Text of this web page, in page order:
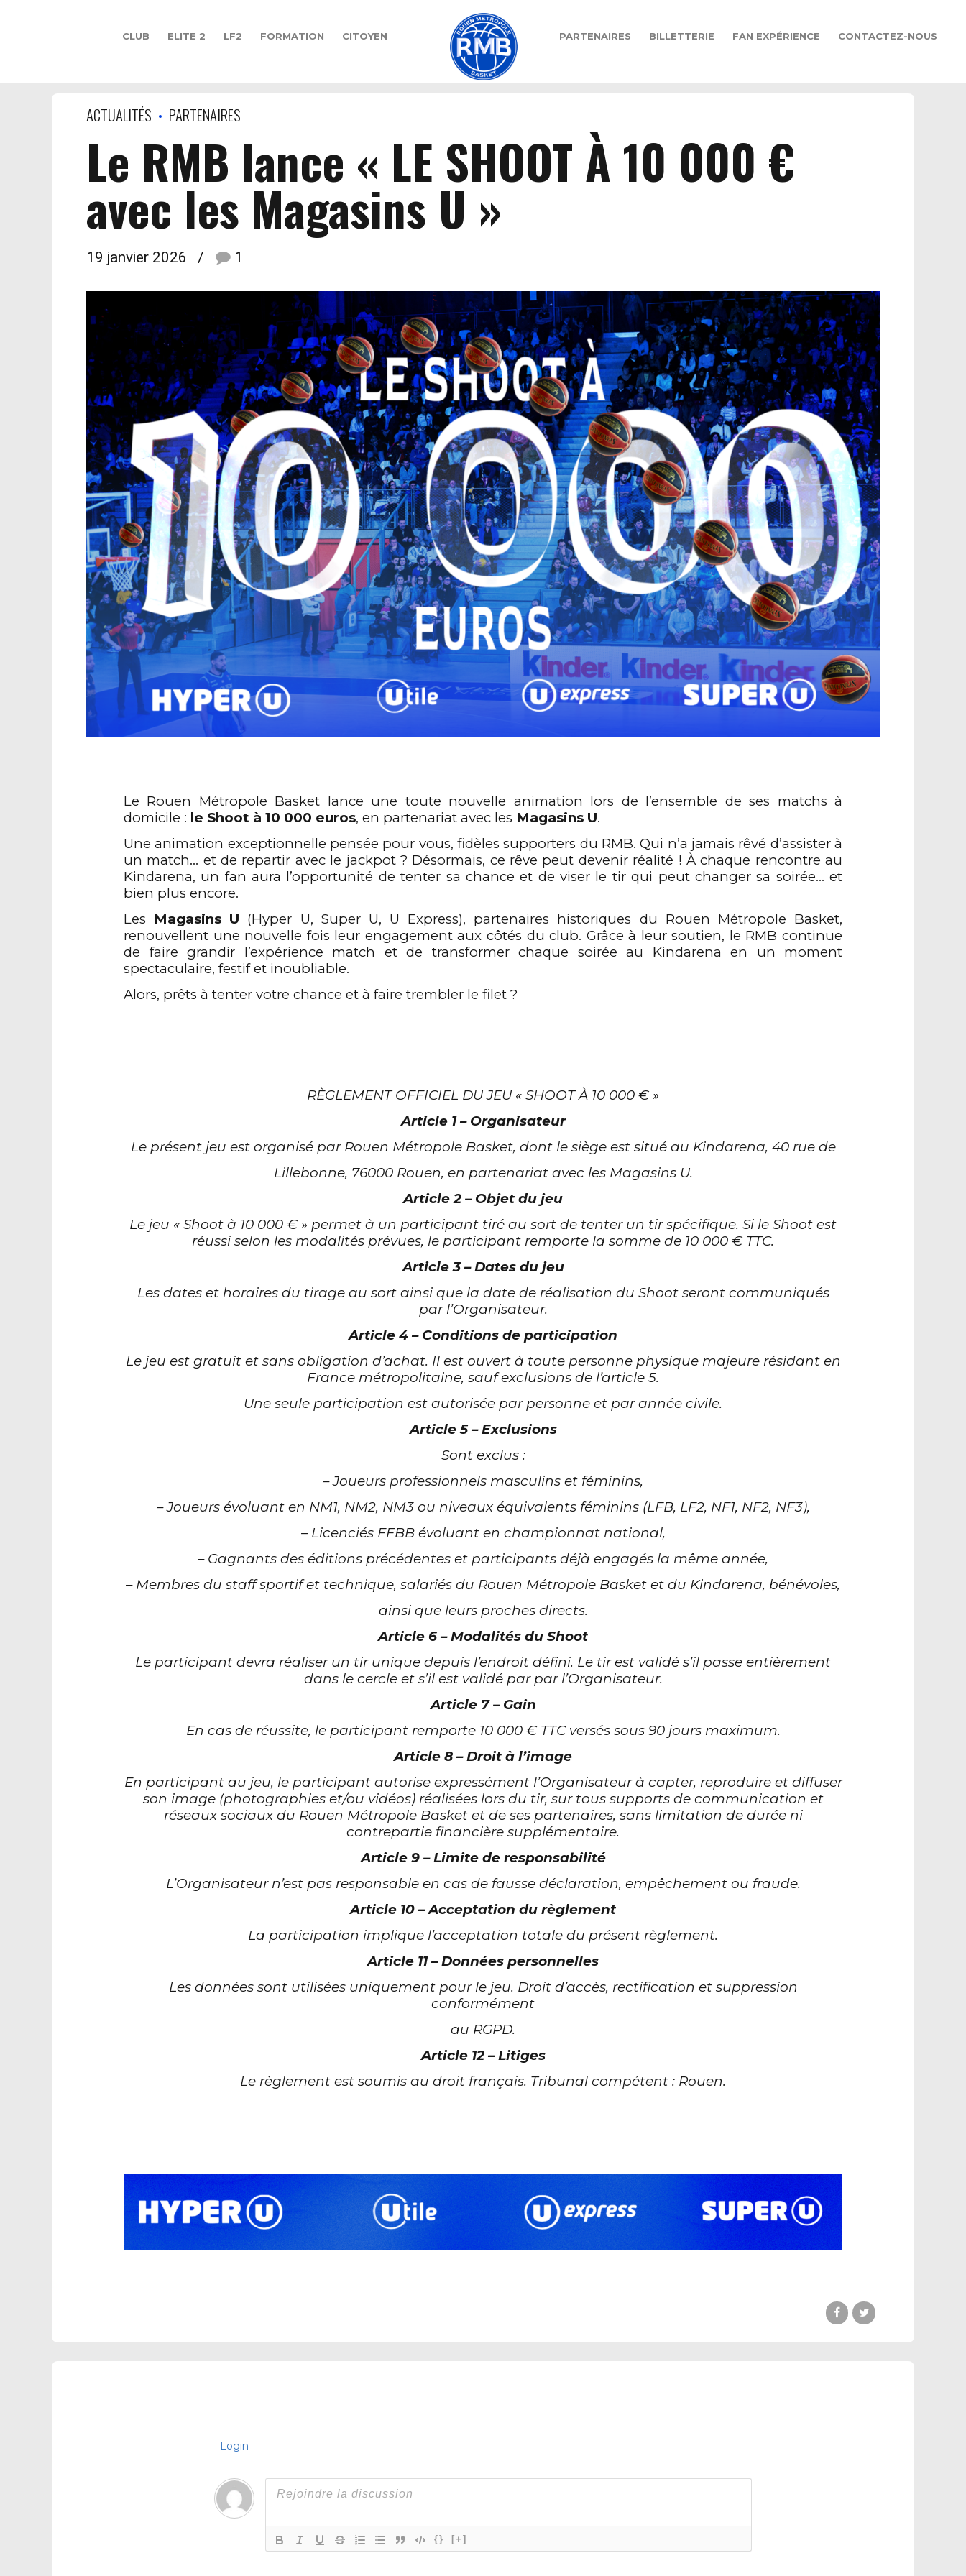
CLUB ELITE 2 LF2 FORMATION CITOYEN PARTENAIRES BILLETTERIE FAN EXPÉRIENCE CONTACTEZ-NOUS
ACTUALITÉS PARTENAIRES
Le RMB lance « LE SHOOT À 10 000 €
avec les Magasins U »
19 janvier 2026 1
Le Rouen Métropole Basket lance une toute nouvelle animation lors de l’ensemble de ses matchs à
domicile : le Shoot à 10 000 euros, en partenariat avec les Magasins U.
Une animation exceptionnelle pensée pour vous, fidèles supporters du RMB. Qui n’a jamais rêvé d’assister à
un match… et de repartir avec le jackpot ? Désormais, ce rêve peut devenir réalité ! À chaque rencontre au
Kindarena, un fan aura l’opportunité de tenter sa chance et de viser le tir qui peut changer sa soirée… et
bien plus encore.
Les Magasins U (Hyper U, Super U, U Express), partenaires historiques du Rouen Métropole Basket,
renouvellent une nouvelle fois leur engagement aux côtés du club. Grâce à leur soutien, le RMB continue
de faire grandir l’expérience match et de transformer chaque soirée au Kindarena en un moment
spectaculaire, festif et inoubliable.
Alors, prêts à tenter votre chance et à faire trembler le filet ?
RÈGLEMENT OFFICIEL DU JEU « SHOOT À 10 000 € »
Article 1 – Organisateur
Le présent jeu est organisé par Rouen Métropole Basket, dont le siège est situé au Kindarena, 40 rue de
Lillebonne, 76000 Rouen, en partenariat avec les Magasins U.
Article 2 – Objet du jeu
Le jeu « Shoot à 10 000 € » permet à un participant tiré au sort de tenter un tir spécifique. Si le Shoot est
réussi selon les modalités prévues, le participant remporte la somme de 10 000 € TTC.
Article 3 – Dates du jeu
Les dates et horaires du tirage au sort ainsi que la date de réalisation du Shoot seront communiqués
par l’Organisateur.
Article 4 – Conditions de participation
Le jeu est gratuit et sans obligation d’achat. Il est ouvert à toute personne physique majeure résidant en
France métropolitaine, sauf exclusions de l’article 5.
Une seule participation est autorisée par personne et par année civile.
Article 5 – Exclusions
Sont exclus :
– Joueurs professionnels masculins et féminins,
– Joueurs évoluant en NM1, NM2, NM3 ou niveaux équivalents féminins (LFB, LF2, NF1, NF2, NF3),
– Licenciés FFBB évoluant en championnat national,
– Gagnants des éditions précédentes et participants déjà engagés la même année,
– Membres du staff sportif et technique, salariés du Rouen Métropole Basket et du Kindarena, bénévoles,
ainsi que leurs proches directs.
Article 6 – Modalités du Shoot
Le participant devra réaliser un tir unique depuis l’endroit défini. Le tir est validé s’il passe entièrement
dans le cercle et s’il est validé par par l’Organisateur.
Article 7 – Gain
En cas de réussite, le participant remporte 10 000 € TTC versés sous 90 jours maximum.
Article 8 – Droit à l’image
En participant au jeu, le participant autorise expressément l’Organisateur à capter, reproduire et diffuser
son image (photographies et/ou vidéos) réalisées lors du tir, sur tous supports de communication et
réseaux sociaux du Rouen Métropole Basket et de ses partenaires, sans limitation de durée ni
contrepartie financière supplémentaire.
Article 9 – Limite de responsabilité
L’Organisateur n’est pas responsable en cas de fausse déclaration, empêchement ou fraude.
Article 10 – Acceptation du règlement
La participation implique l’acceptation totale du présent règlement.
Article 11 – Données personnelles
Les données sont utilisées uniquement pour le jeu. Droit d’accès, rectification et suppression
conformément
au RGPD.
Article 12 – Litiges
Le règlement est soumis au droit français. Tribunal compétent : Rouen.
Login
{} [+]